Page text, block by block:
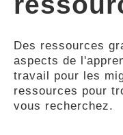
GUIDES
Des ressources
aspects de
travail pour les
ressources pour
vous recherchez.